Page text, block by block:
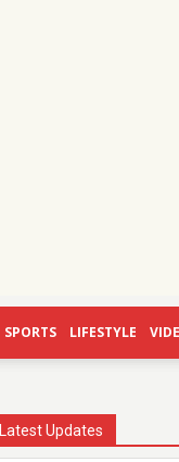
SPORTS LIFESTYLE
Latest Updates